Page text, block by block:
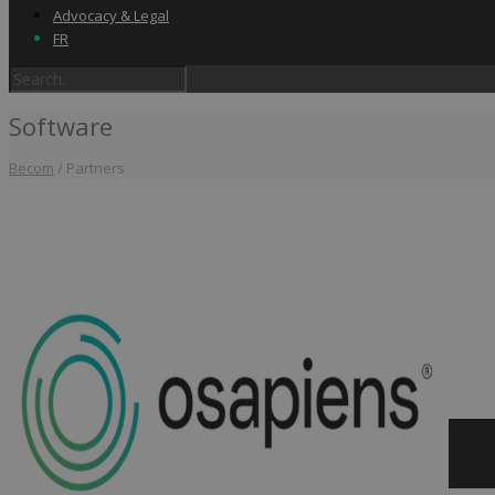
Label & audits
Becom Trustmark
Security Scan
Cookiescan
Advocacy & Legal
FR
Software
Becom / Partners